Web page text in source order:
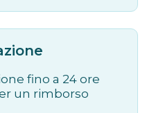
fino a 24 ore
un rimborso